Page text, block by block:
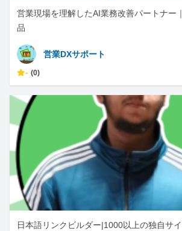
営業現場を理解したAI業務改善パートナー
品
営業DXサポート
- (0)
日本語リンクビルダー|1000以上の独自サ